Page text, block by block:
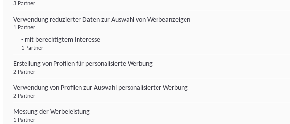
3 Partner
Verwendung reduzierter Daten zur Auswahl von Werbeanzeigen
1 Partner
- mit berechtigtem Interesse
1 Partner
Erstellung von Profilen für personalisierte Werbung
2 Partner
Verwendung von Profilen zur Auswahl personalisierter Werbung
2 Partner
Messung der Werbeleistung
1 Partner